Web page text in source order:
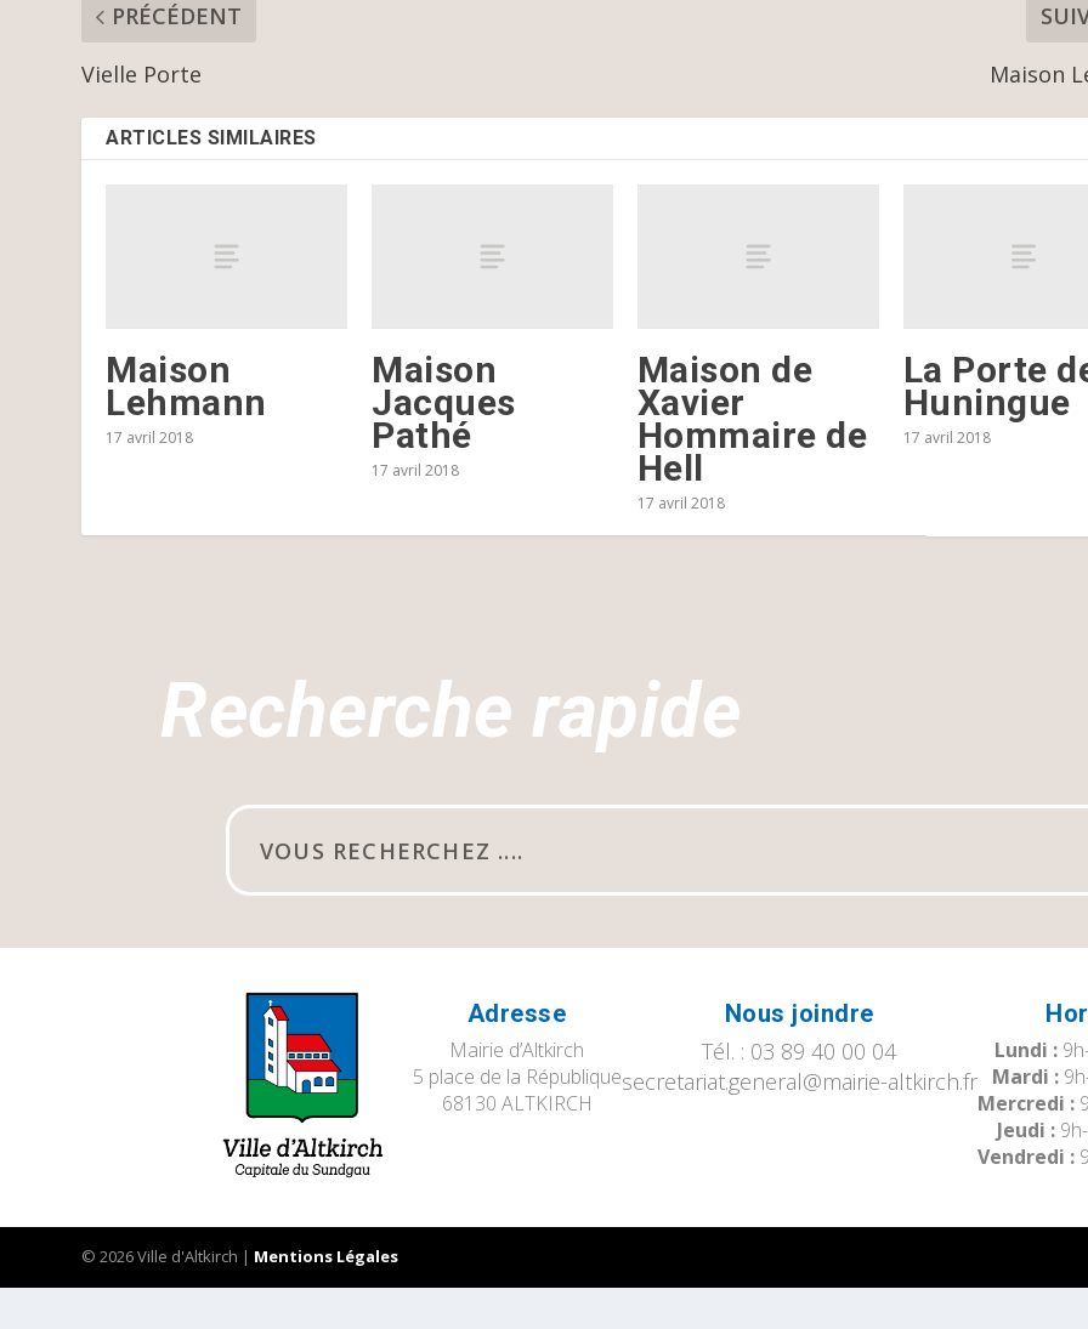
PRÉCÉDENT
Vielle Porte
Maison
ARTICLES SIMILAIRES
Maison
Lehmann
17 avril 2018
Maison
Jacques
Pathé
17 avril 2018
Maison de
Xavier
Hommaire de
Hell
17 avril 2018
La Porte
Huningue
17 avril 2018
Recherche rapide
Adresse
Mairie d’Altkirch
5 place de la République
68130 ALTKIRCH
Nous joindre
Tél. : 03 89 40 00 04
secretariat.general@mairie-altkirch.fr
Lundi :
Mardi :
Mercredi :
Jeudi :
Vendredi :
© 2026 Ville d'Altkirch | Mentions Légales